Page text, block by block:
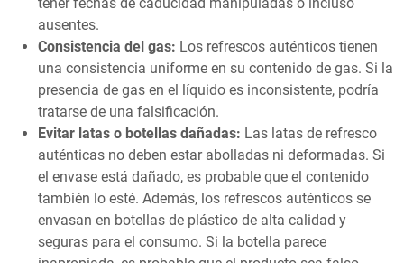
ausentes.
Consistencia del gas: Los refrescos auténticos tienen
una consistencia uniforme en su contenido de gas. Si la
presencia de gas en el líquido es inconsistente, podría
tratarse de una falsificación.
Evitar latas o botellas dañadas: Las latas de refresco
auténticas no deben estar abolladas ni deformadas. Si
el envase está dañado, es probable que el contenido
también lo esté. Además, los refrescos auténticos se
envasan en botellas de plástico de alta calidad y
seguras para el consumo. Si la botella parece